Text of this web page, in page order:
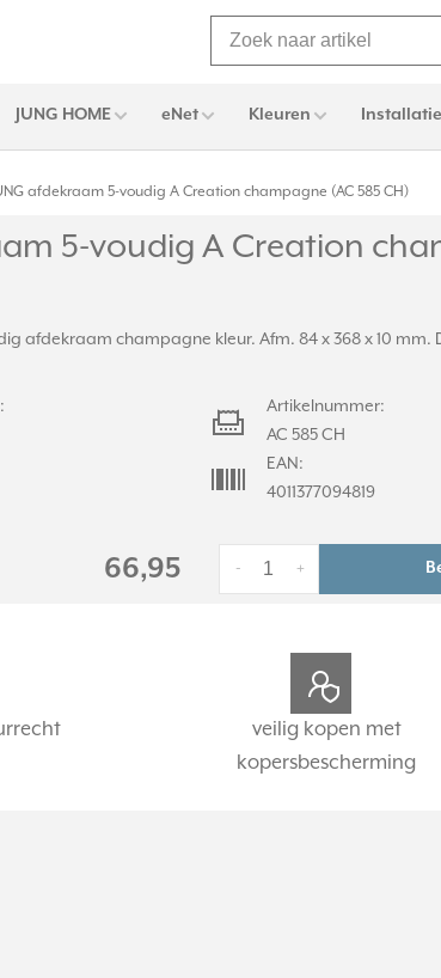
JUNG HOME eNet Kleuren
afdekraam 5-voudig A Creation champagne (AC 585 CH)
5-voudig A Creation
afdekraam champagne kleur. Afm. 84 x 368 x 10 mm.
Artikelnummer:
AC 585 CH
EAN:
4011377094819
66,95 +
-
veilig kopen met
kopersbescherming